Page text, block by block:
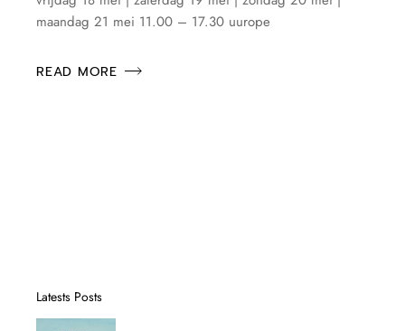
maandag 21 mei 11.00 – 17.30 uurope
READ MORE
Latests Posts